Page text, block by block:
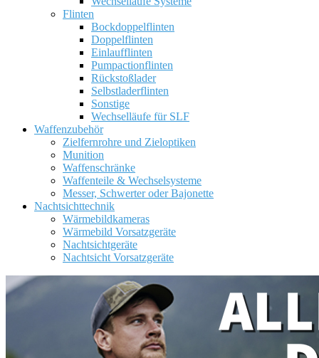
Flinten
Bockdoppelflinten
Doppelflinten
Einlaufflinten
Pumpactionflinten
Rückstoßlader
Selbstladerflinten
Sonstige
Wechselläufe für SLF
Waffenzubehör
Zielfernrohre und Zieloptiken
Munition
Waffenschränke
Waffenteile & Wechselsysteme
Messer, Schwerter oder Bajonette
Nachtsichttechnik
Wärmebildkameras
Wärmebild Vorsatzgeräte
Nachtsichtgeräte
Nachtsicht Vorsatzgeräte